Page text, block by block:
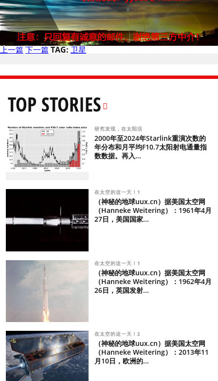
上一篇下一篇TAG:卫星
TOP STORIES
研究发现，在太阳活
2000年至2024年Starlink重演次数的
年分布和月平均F10.7太阳射电通量指
数数据。再入...
在太空的这一天！1
（神秘的地球uux.cn）据美国太空网
（Hanneke Weitering）：1961年4月
27日，美国国家...
在太空的这一天！1
（神秘的地球uux.cn）据美国太空网
（Hanneke Weitering）：1962年4月
26日，英国发射...
在太空的这一天！2
（神秘的地球uux.cn）据美国太空网
（Hanneke Weitering）：2013年11
月10日，欧洲的...